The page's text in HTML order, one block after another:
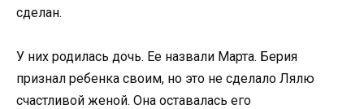
сделан.
У них родилась дочь. Ее назвали Марта. Берия
признал ребенка своим, но это не сделало Лялю
счастливой женой. Она оставалась его